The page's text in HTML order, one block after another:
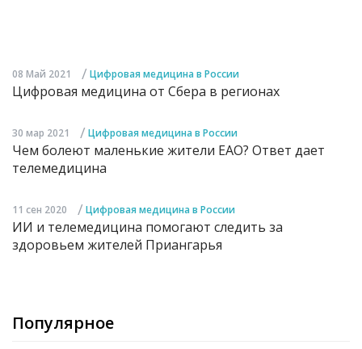
08 Май 2021 / Цифровая медицина в России
Цифровая медицина от Cбера в регионах
30 мар 2021 / Цифровая медицина в России
Чем болеют маленькие жители ЕАО? Ответ дает
телемедицина
11 сен 2020 / Цифровая медицина в России
ИИ и телемедицина помогают следить за
здоровьем жителей Приангарья
Популярное